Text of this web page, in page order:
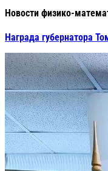
Новости физико-
Награда губернатора